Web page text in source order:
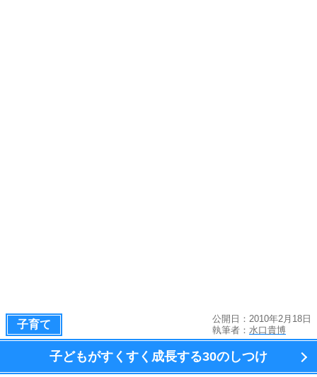
子育て
公開日：2010年2月18日
執筆者： 水口貴博
子どもがすくすく成長する30のしつけ